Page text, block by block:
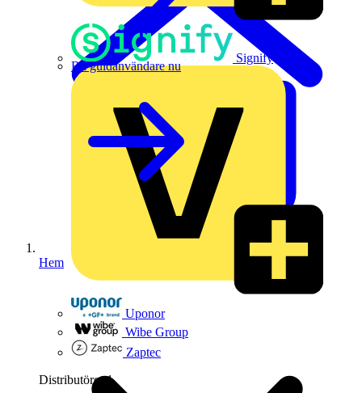
Signify
Uponor
Wibe Group
Zaptec
Distributörer 1
Bli guldanvändare nu
Hem